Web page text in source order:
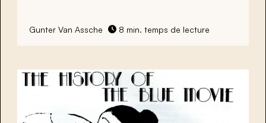
Gunter Van Assche 8 min. temps de lecture